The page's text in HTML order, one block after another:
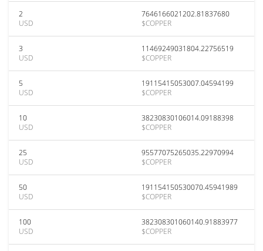
2
USD
7646166021202.81837680
$COPPER
3
USD
11469249031804.22756519
$COPPER
5
USD
19115415053007.04594199
$COPPER
10
USD
38230830106014.09188398
$COPPER
25
USD
95577075265035.22970994
$COPPER
50
USD
191154150530070.45941989
$COPPER
100
USD
382308301060140.91883977
$COPPER